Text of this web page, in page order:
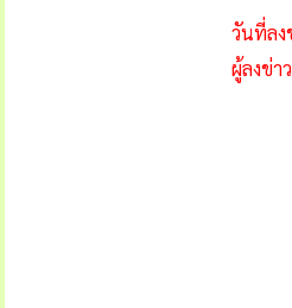
วันที่ลง
ผู้ลงข่าว